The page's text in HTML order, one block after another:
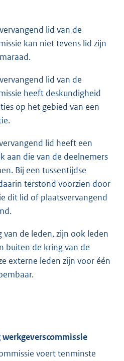
lid van de
kan niet tevens lid zijn
lid van de
heeft deskundigheid
op het gebied van een
lid heeft een
aan die van de deelnemers
Bij een tussentijdse
terstond voorzien door
dit lid of plaatsvervangend
van de leden, zijn ook leden
buiten de kring van de
externe leden zijn voor één
voert tenminste